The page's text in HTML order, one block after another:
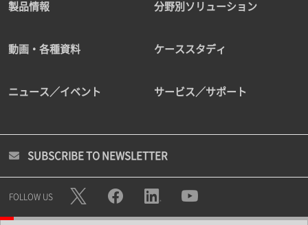
製品情報 分野別ソリューション
動画・各種資料 ケーススタディ
ニュース／イベント サービス／サポート
SUBSCRIBE TO NEWSLETTER
FOLLOW US